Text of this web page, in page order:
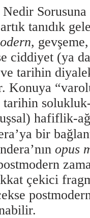
Sorusuna
tanıdık
,
ciddiyet (ya
tarihin
Konuya
hafiflik-
bir
opus
çekici